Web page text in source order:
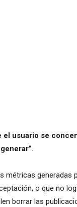
el usuario se
.
métricas generadas
o que no
borrar las